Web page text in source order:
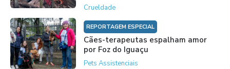
Crueldade
REPORTAGEM ESPECIAL
Cães-terapeutas espalham amor
por Foz do Iguaçu
Pets Assistenciais